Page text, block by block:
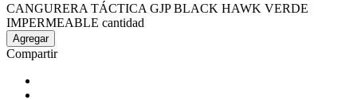
CANGURERA TÁCTICA GJP BLACK HAWK VERDE
IMPERMEABLE cantidad
Agregar
Compartir